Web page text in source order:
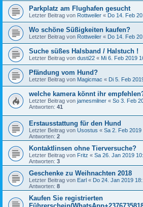
Parkplatz am Flughafen gesucht
Letzter Beitrag von Rottweiler « Do 14. Feb
Wo schöne Süßigkeiten kaufen?
Letzter Beitrag von Rottweiler « Do 14. Feb
Suche süßes Halsband / Halstuch !
Letzter Beitrag von dusti22 « Mi 6. Feb 2019
Pfändung vom Hund?
Letzter Beitrag von Magicmac « Di 5. Feb
welche kamera könnt ihr
Letzter Beitrag von jamesmilner « So 3. Feb
Antworten: 41
Erstausstattung für den Hund
Letzter Beitrag von Usostus « Sa 2. Feb 2019
Antworten: 2
Kontaktlinsen ohne Tierversuche?
Letzter Beitrag von Fritz « Sa 26. Jan 2019
Antworten: 3
Geschenke zu Weihnachten 2018
Letzter Beitrag von Earl « Do 24. Jan 2019
Antworten: 8
Kaufen Sie registrierten